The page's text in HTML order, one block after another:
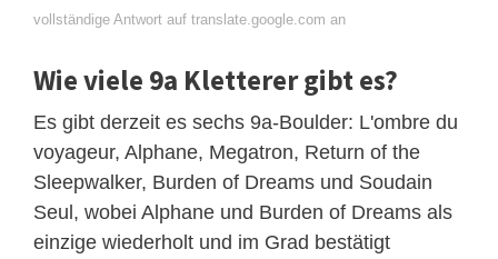
vollständige Antwort auf translate.google.com an
Wie viele 9a Kletterer gibt es?
Es gibt derzeit es sechs 9a-Boulder: L'ombre du
voyageur, Alphane, Megatron, Return of the
Sleepwalker, Burden of Dreams und Soudain
Seul, wobei Alphane und Burden of Dreams als
einzige wiederholt und im Grad bestätigt